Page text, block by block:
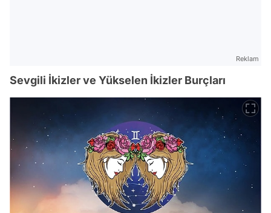
Reklam
Sevgili İkizler ve Yükselen İkizler Burçları